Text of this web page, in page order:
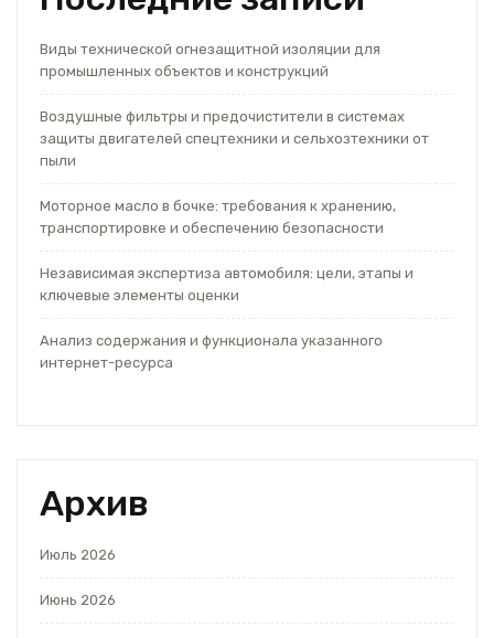
Виды технической огнезащитной изоляции для
промышленных объектов и конструкций
Воздушные фильтры и предочистители в системах
защиты двигателей спецтехники и сельхозтехники от
пыли
Моторное масло в бочке: требования к хранению,
транспортировке и обеспечению безопасности
Независимая экспертиза автомобиля: цели, этапы и
ключевые элементы оценки
Анализ содержания и функционала указанного
интернет-ресурса
Архив
Июль 2026
Июнь 2026